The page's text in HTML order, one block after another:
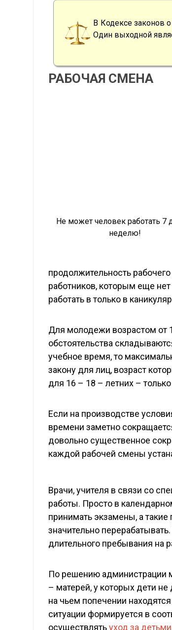
В Кодексе законов
Один выходной
РАБОЧАЯ СМЕНА
Не может человек работать 7
неделю!
продолжительность
работников, которым еще
работать в только в
Для молодежи возрастом от
обстоятельства
учебное время, то
закону для лиц, возраст
для 16 – 18 – летних –
Если на производстве
времени заметно
довольно существенное
каждой рабочей смены
Врачи, учителя в связи со
работы. Просто в
принимать экзамены, а
значительно
длительного пребывания на
По решению администрации
– матерей, у которых дети не
на чьем попечении
ситуации формируется в
осуществлятьуход за детьми